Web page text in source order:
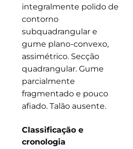
integralmente polido de
contorno
subquadrangular e
gume plano-convexo,
assimétrico. Secção
quadrangular. Gume
parcialmente
fragmentado e pouco
afiado. Talão ausente.
Classificação e
cronologia